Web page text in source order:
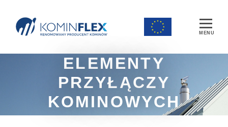
Main Navigation
ELEMENTY
PRZYŁĄCZY
KOMINOWYCH